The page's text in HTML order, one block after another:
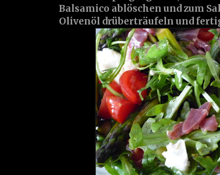
Balsamico ablöschen und zum
Olivenöl drüberträufeln und